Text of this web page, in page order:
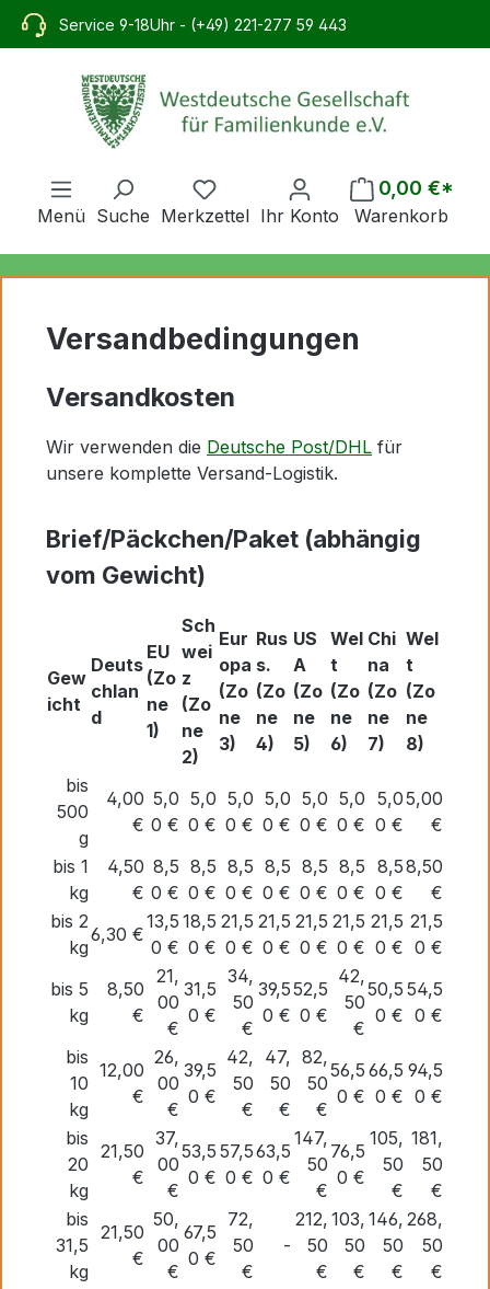
springen
Service 9-18Uhr - (+49) 221-277 59 443
Menü Suche Merkzettel Ihr Konto
0,00 €*
Warenkorb
Versandbedingungen
Versandkosten
Wir verwenden die Deutsche Post/DHL für
unsere komplette Versand-Logistik.
Brief/Päckchen/Paket (abhängig
vom Gewicht)
Gew
icht
Deuts
chlan
d
EU
(Zo
ne
1)
Sch
wei
z
(Zo
ne
2)
Eur
opa
(Zo
ne
3)
Rus
s.
(Zo
ne
4)
US
A
(Zo
ne
5)
Wel
t
(Zo
ne
6)
Chi
na
(Zo
ne
7)
Wel
t
(Zo
ne
8)
bis
500
g
4,00
€
5,0
0 €
5,0
0 €
5,0
0 €
5,0
0 €
5,0
0 €
5,0
0 €
5,0
0 €
5,00
€
bis 1
kg
4,50
€
8,5
0 €
8,5
0 €
8,5
0 €
8,5
0 €
8,5
0 €
8,5
0 €
8,5
0 €
8,50
€
bis 2
kg
6,30 €
13,5
0 €
18,5
0 €
21,5
0 €
21,5
0 €
21,5
0 €
21,5
0 €
21,5
0 €
21,5
0 €
bis 5
kg
8,50
€
21,
00
€
31,5
0 €
34,
50
€
39,5
0 €
52,5
0 €
42,
50
€
50,5
0 €
54,5
0 €
bis
10
kg
12,00
€
26,
00
€
39,5
0 €
42,
50
€
47,
50
€
82,
50
€
56,5
0 €
66,5
0 €
94,5
0 €
bis
20
kg
21,50
€
37,
00
€
53,5
0 €
57,5
0 €
63,5
0 €
147,
50
€
76,5
0 €
105,
50
€
181,
50
€
bis
31,5
kg
21,50
€
50,
00
€
67,5
0 €
72,
50
€
-
212,
50
€
103,
50
€
146,
50
€
268,
50
€